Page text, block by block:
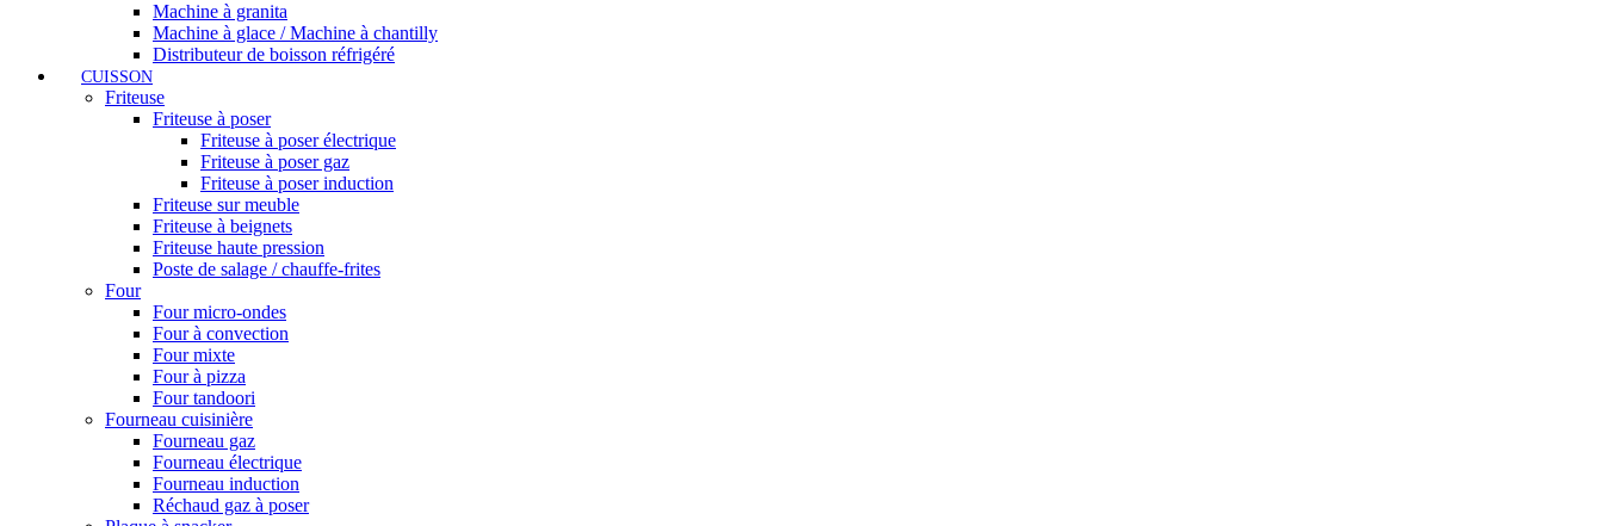
Machine à granita
Machine à glace / Machine à chantilly
Distributeur de boisson réfrigéré
CUISSON
Friteuse
Friteuse à poser
Friteuse à poser électrique
Friteuse à poser gaz
Friteuse à poser induction
Friteuse sur meuble
Friteuse à beignets
Friteuse haute pression
Poste de salage / chauffe-frites
Four
Four micro-ondes
Four à convection
Four mixte
Four à pizza
Four tandoori
Fourneau cuisinière
Fourneau gaz
Fourneau électrique
Fourneau induction
Réchaud gaz à poser